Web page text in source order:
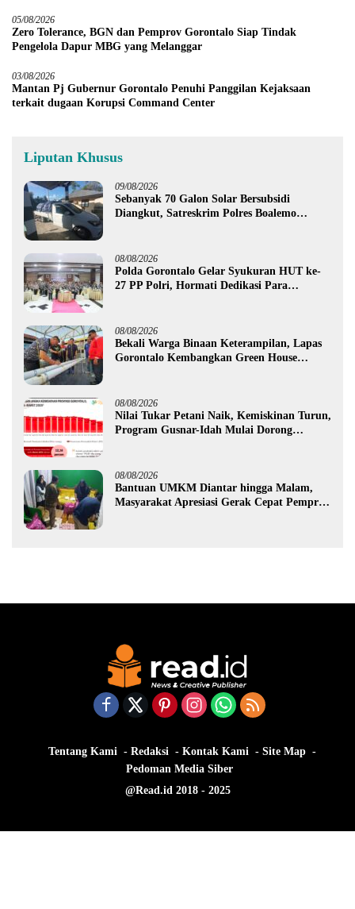
05/08/2026
Zero Tolerance, BGN dan Pemprov Gorontalo Siap Tindak
Pengelola Dapur MBG yang Melanggar
03/08/2026
Mantan Pj Gubernur Gorontalo Penuhi Panggilan Kejaksaan
terkait dugaan Korupsi Command Center
Liputan Khusus
09/08/2026
Sebanyak 70 Galon Solar Bersubsidi
Diangkut, Satreskrim Polres Boalemo
08/08/2026
Polda Gorontalo Gelar Syukuran HUT ke-
27 PP Polri, Hormati Dedikasi Para
08/08/2026
Bekali Warga Binaan Keterampilan, Lapas
Gorontalo Kembangkan Green House
08/08/2026
Nilai Tukar Petani Naik, Kemiskinan Turun,
Program Gusnar-Idah Mulai Dorong
08/08/2026
Bantuan UMKM Diantar hingga Malam,
Masyarakat Apresiasi Gerak Cepat Pemprov
Tentang Kami Redaksi Kontak Kami
Site Map
Pedoman Media Siber
@Read.id 2018 - 2025